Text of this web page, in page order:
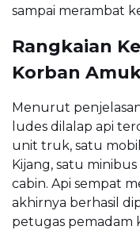
sampai merambat
Rangkaian
Korban
Menurut
ludes dilalap api
unit truk, satu
Kijang, satu
cabin. Api sempat
akhirnya berhasil
petugas pemadam